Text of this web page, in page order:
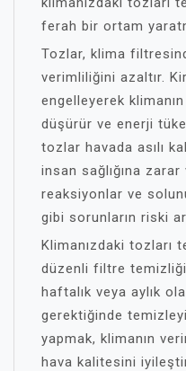
ferah bir ortam
Tozlar, klima
verimliliğini azaltır.
engelleyerek
düşürür ve enerji
tozlar havada asılı
insan sağlığına
reaksiyonlar ve
gibi sorunların riski
Klimanızdaki tozları
düzenli filtre
haftalık veya aylık
gerektiğinde
yapmak, klimanın
hava kalitesini